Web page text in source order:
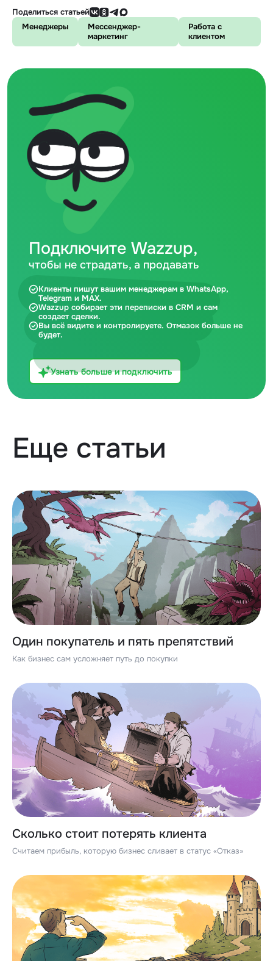
Поделиться статьей
Менеджеры
Мессенджер-
маркетинг
Работа с
клиентом
Подключите Wazzup,
чтобы не страдать, а продавать
Клиенты пишут вашим менеджерам в WhatsApp,
Telegram и MAX.
Wazzup собирает эти переписки в CRM и сам
создает сделки.
Вы всё видите и контролируете. Отмазок больше не
будет.
Узнать больше и подключить
Еще статьи
Один покупатель и пять препятствий
Как бизнес сам усложняет путь до покупки
Сколько стоит потерять клиента
Считаем прибыль, которую бизнес сливает в статус «Отказ»